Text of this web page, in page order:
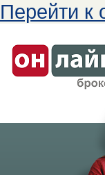
Перейти к